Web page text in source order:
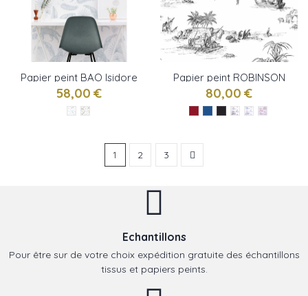
Papier peint BAO Isidore
Leroy
58,00 €
Papier peint ROBINSON
CRUSOE DE CHARLES
BURGER
80,00 €
1 2 3
Echantillons
Pour être sur de votre choix expédition gratuite des échantillons
tissus et papiers peints.